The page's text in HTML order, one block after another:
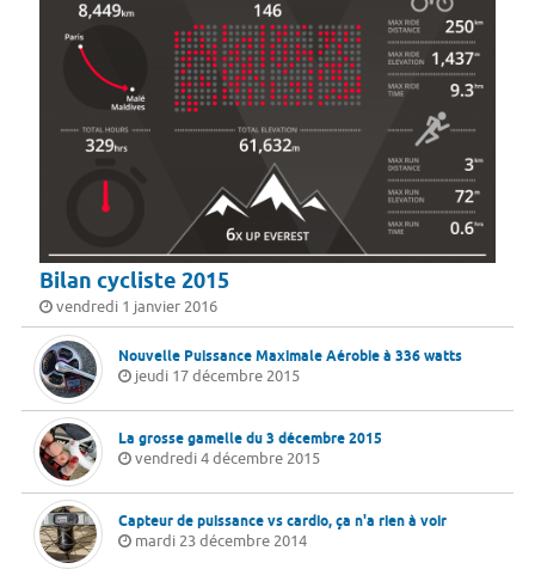
Bilan cycliste 2015
vendredi 1 janvier 2016
Nouvelle Puissance Maximale Aérobie à 336 watts
jeudi 17 décembre 2015
La grosse gamelle du 3 décembre 2015
vendredi 4 décembre 2015
Capteur de puissance vs cardio, ça n'a rien à voir
mardi 23 décembre 2014